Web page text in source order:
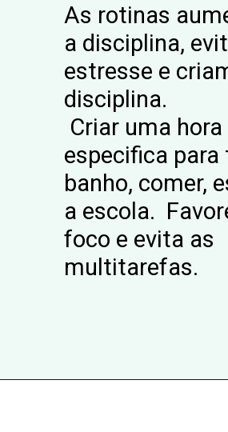
As rotinas
a disciplina,
estresse e
disciplina.
Criar uma hora
especifica
banho, comer,
a escola.
foco e evita as
multitarefas.